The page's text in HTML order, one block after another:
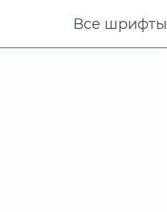
Все шрифты